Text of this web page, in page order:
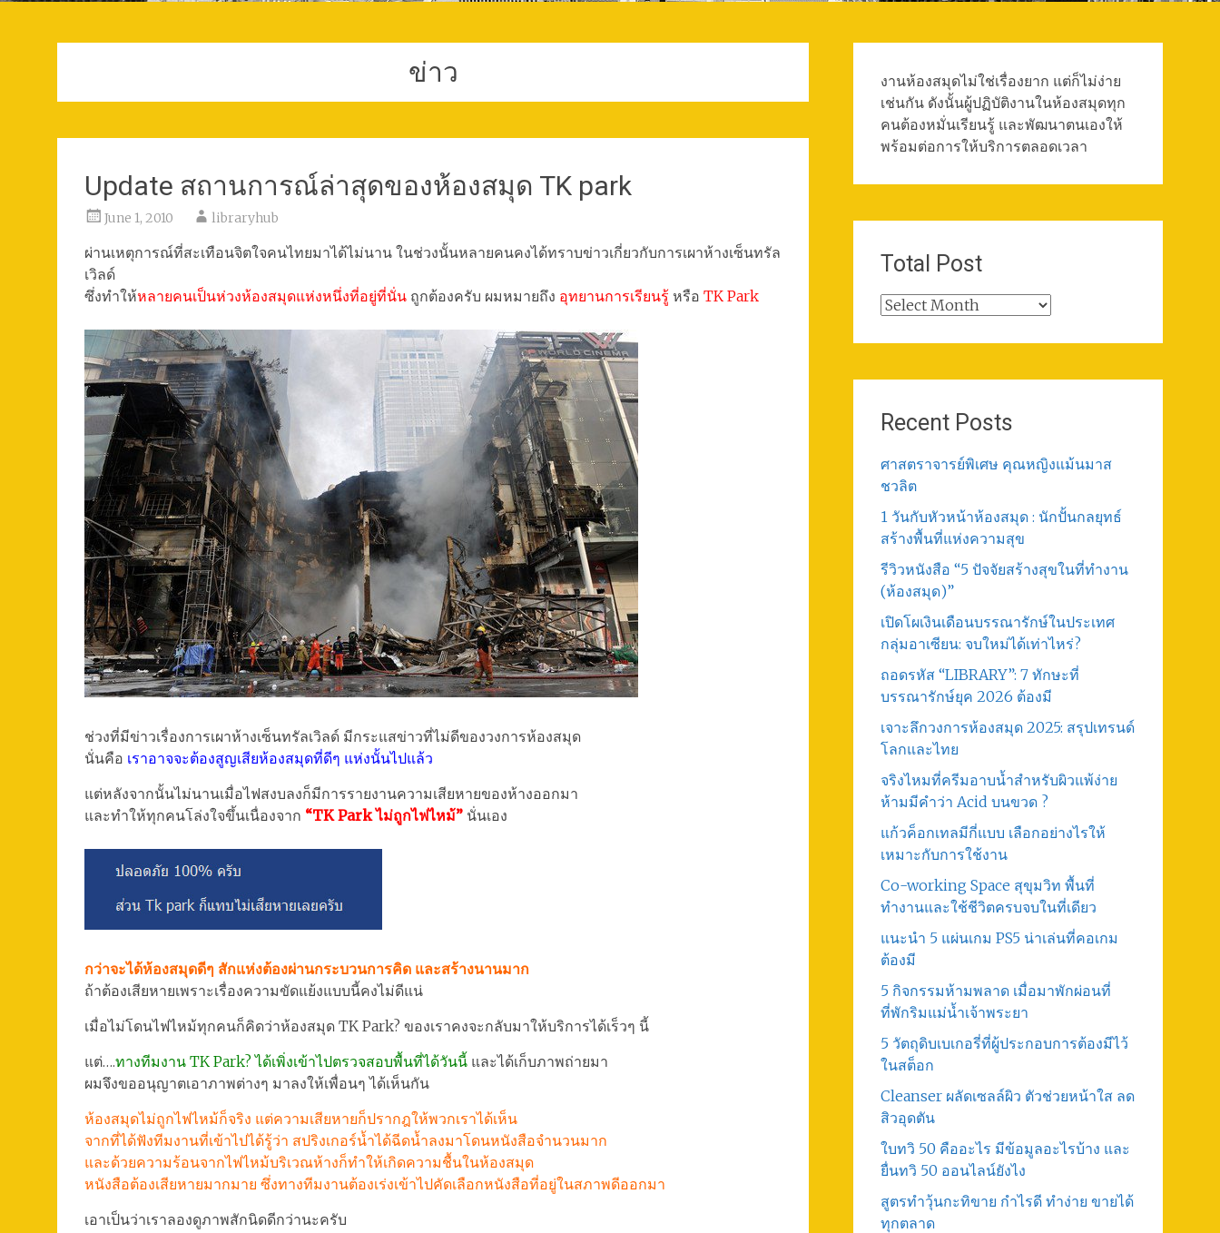
ข่าว
Update สถานการณ์ล่าสุดของห้องสมุด TK park
June 1, 2010 libraryhub
ผ่านเหตุการณ์ที่สะเทือนจิตใจคนไทยมาได้ไม่นาน ในช่วงนั้นหลายคนคงได้ทราบข่าวเกี่ยวกับการเผาห้างเซ็นทรัล
เวิลด์
ซึ่งทำให้หลายคนเป็นห่วงห้องสมุดแห่งหนึ่งที่อยู่ที่นั่น ถูกต้องครับ ผมหมายถึง อุทยานการเรียนรู้ หรือ TK Park
ช่วงที่มีข่าวเรื่องการเผาห้างเซ็นทรัลเวิลด์ มีกระแสข่าวที่ไม่ดีของวงการห้องสมุด
นั่นคือ เราอาจจะต้องสูญเสียห้องสมุดที่ดีๆ แห่งนั้นไปแล้ว
แต่หลังจากนั้นไม่นานเมื่อไฟสงบลงก็มีการรายงานความเสียหายของห้างออกมา
และทำให้ทุกคนโล่งใจขึ้นเนื่องจาก “TK Park ไม่ถูกไฟไหม้” นั่นเอง
กว่าจะได้ห้องสมุดดีๆ สักแห่งต้องผ่านกระบวนการคิด และสร้างนานมาก
ถ้าต้องเสียหายเพราะเรื่องความขัดแย้งแบบนี้คงไม่ดีแน่
เมื่อไม่โดนไฟไหม้ทุกคนก็คิดว่าห้องสมุด TK Park? ของเราคงจะกลับมาให้บริการได้เร็วๆ นี้
แต่….ทางทีมงาน TK Park? ได้เพิ่งเข้าไปตรวจสอบพื้นที่ได้วันนี้ และได้เก็บภาพถ่ายมา
ผมจึงขออนุญาตเอาภาพต่างๆ มาลงให้เพื่อนๆ ได้เห็นกัน
ห้องสมุดไม่ถูกไฟไหม้ก็จริง แต่ความเสียหายก็ปรากฎให้พวกเราได้เห็น
จากที่ได้ฟังทีมงานที่เข้าไปได้รู้ว่า สปริงเกอร์น้ำได้ฉีดน้ำลงมาโดนหนังสือจำนวนมาก
และด้วยความร้อนจากไฟไหม้บริเวณห้างก็ทำให้เกิดความชื้นในห้องสมุด
หนังสือต้องเสียหายมากมาย ซึ่งทางทีมงานต้องเร่งเข้าไปคัดเลือกหนังสือที่อยู่ในสภาพดีออกมา
เอาเป็นว่าเราลองดูภาพสักนิดดีกว่านะครับ
งานห้องสมุดไม่ใช่เรื่องยาก แต่ก็ไม่ง่าย
เช่นกัน ดังนั้นผู้ปฏิบัติงานในห้องสมุดทุก
คนต้องหมั่นเรียนรู้ และพัฒนาตนเองให้
พร้อมต่อการให้บริการตลอดเวลา
Total Post
Total
Recent Posts
ศาสตราจารย์พิเศษ คุณหญิงแม้นมาส
ชวลิต
1 วันกับหัวหน้าห้องสมุด : นักปั้นกลยุทธ์
สร้างพื้นที่แห่งความสุข
รีวิวหนังสือ “5 ปัจจัยสร้างสุขในที่ทำงาน
(ห้องสมุด)”
เปิดโผเงินเดือนบรรณารักษ์ในประเทศ
กลุ่มอาเซียน: จบใหม่ได้เท่าไหร่?
ถอดรหัส “LIBRARY”: 7 ทักษะที่
บรรณารักษ์ยุค 2026 ต้องมี
เจาะลึกวงการห้องสมุด 2025: สรุปเทรนด์
โลกและไทย
จริงไหมที่ครีมอาบน้ำสำหรับผิวแพ้ง่าย
ห้ามมีคำว่า Acid บนขวด ?
แก้วค็อกเทลมีกี่แบบ เลือกอย่างไรให้
เหมาะกับการใช้งาน
Co-working Space สุขุมวิท พื้นที่
ทำงานและใช้ชีวิตครบจบในที่เดียว
แนะนำ 5 แผ่นเกม PS5 น่าเล่นที่คอเกม
ต้องมี
5 กิจกรรมห้ามพลาด เมื่อมาพักผ่อนที่
ที่พักริมแม่น้ำเจ้าพระยา
5 วัตถุดิบเบเกอรี่ที่ผู้ประกอบการต้องมีไว้
ในสต็อก
Cleanser ผลัดเซลล์ผิว ตัวช่วยหน้าใส ลด
สิวอุดตัน
ใบทวิ 50 คืออะไร มีข้อมูลอะไรบ้าง และ
ยื่นทวิ 50 ออนไลน์ยังไง
สูตรทําวุ้นกะทิขาย กำไรดี ทำง่าย ขายได้
ทุกตลาด